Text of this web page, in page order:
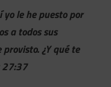
yo le he puesto por
a todos sus
¿Y qué te
27:37